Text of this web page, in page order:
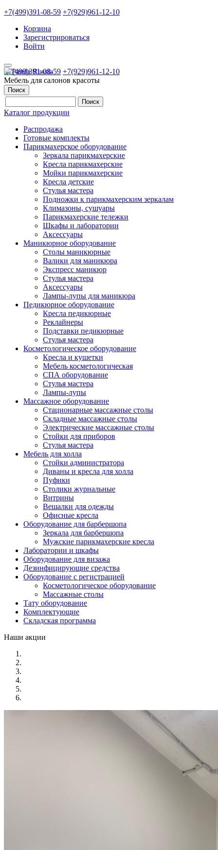
+7(499)391-08-59 +7(929)961-12-10
Корзина
Зарегистрироваться
Войти
+7(499)391-08-59 +7(929)961-12-10
Мебель для салонов красоты
Поиск
Каталог продукции
Распродажа
Готовые комплекты
Парикмахерское оборудование
Зеркала парикмахерские
Кресла парикмахерские
Мойки парикмахерские
Кресла детские
Стулья мастера
Подножки к парикмахерским зеркалам
Климазоны, сушуары
Парикмахерские тележки
Шкафы и лаборатории
Аксессуары
Маникюрное оборудование
Столы маникюрные
Валики для маникюра
Экспресс маникюр
Стулья мастера
Аксессуары
Лампы-лупы для маникюра
Педикюрное оборудование
Кресла педикюрные
Реклайнеры
Подставки педикюрные
Стулья мастера
Косметологическое оборудование
Кресла и кушетки
Мебель косметологическая
СПА оборудование
Стулья мастера
Лампы-лупы
Массажное оборудование
Стационарные массажные столы
Складные массажные столы
Электрические массажные столы
Стойки для приборов
Стулья мастера
Мебель для холла
Стойки администратора
Диваны и кресла для холла
Пуфики
Столики журнальные
Витрины
Вешалки для одежды
Офисные кресла
Оборудование для барбершопа
Зеркала для барбершопа
Мужские парикмахерские кресла
Лаборатории и шкафы
Оборудование для визажа
Дезинфицирующие средства
Оборудование с регистрацией
Косметологическое оборудование
Массажные столы
Тату оборудование
Комплектующие
Складская программа
Наши акции